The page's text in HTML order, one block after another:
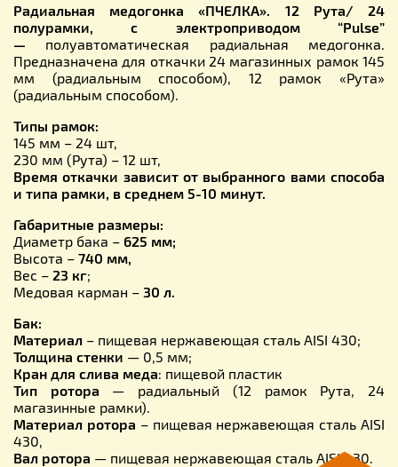
Радиальная медогонка «ПЧЕЛКА». 12 Рута/ 24
полурамки, с электроприводом “Pulse”
— полуавтоматическая радиальная медогонка.
Предназначена для откачки 24 магазинных рамок 145
мм (радиальным способом), 12 рамок «Рута»
(радиальным способом).
Типы рамок:
145 мм – 24 шт,
230 мм (Рута) – 12 шт,
Время откачки зависит от выбранного вами способа
и типа рамки, в среднем 5-10 минут.
Габаритные размеры:
Диаметр бака – 625 мм;
Высота – 740 мм,
Вес – 23 кг;
Медовая карман – 30 л.
Бак:
Материал – пищевая нержавеющая сталь AISI 430;
Толщина стенки — 0,5 мм;
Кран для слива меда: пищевой пластик
Тип ротора — радиальный (12 рамок Рута, 24
магазинные рамки).
Материал ротора – пищевая нержавеющая сталь AISI
430,
Вал ротора — пищевая нержавеющая сталь AISI 430.